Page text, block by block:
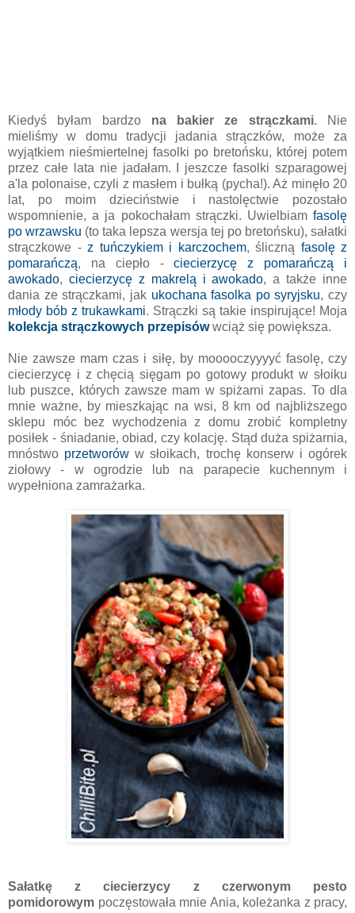
Kiedyś byłam bardzo na bakier ze strączkami. Nie
mieliśmy w domu tradycji jadania strączków, może za
wyjątkiem nieśmiertelnej fasolki po bretońsku, której potem
przez całe lata nie jadałam. I jeszcze fasolki szparagowej
a'la polonaise, czyli z masłem i bułką (pycha!). Aż minęło 20
lat, po moim dzieciństwie i nastolęctwie pozostało
wspomnienie, a ja pokochałam strączki. Uwielbiam fasolę
po wrzawsku (to taka lepsza wersja tej po bretońsku), sałatki
strączkowe - z tuńczykiem i karczochem, śliczną fasolę z
pomarańczą, na ciepło -ciecierzycę z pomarańczą i
awokado, ciecierzycę z makrelą i awokado, a także inne
dania ze strączkami, jak ukochana fasolka po syryjsku, czy
młody bób z trukawkami. Strączki są takie inspirujące! Moja
kolekcja strączkowych przepisówwciąż się powiększa.
Nie zawsze mam czas i siłę, by mooooczyyyyć fasolę, czy
ciecierzycę i z chęcią sięgam po gotowy produkt w słoiku
lub puszce, których zawsze mam w spiżarni zapas. To dla
mnie ważne, by mieszkając na wsi, 8 km od najbliższego
sklepu móc bez wychodzenia z domu zrobić kompletny
posiłek - śniadanie, obiad, czy kolację. Stąd duża spiżarnia,
mnóstwo przetworów w słoikach, trochę konserw i ogórek
ziołowy - w ogrodzie lub na parapecie kuchennym i
wypełniona zamrażarka.
Sałatkę z ciecierzycy z czerwonym pesto
pomidorowym poczęstowała mnie Ania, koleżanka z pracy,